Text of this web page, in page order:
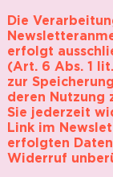
Die
erfolgt
(Art. 6 Abs. 1
zur
deren Nutzung
Sie jederzeit
Link im
erfolgten
Widerruf